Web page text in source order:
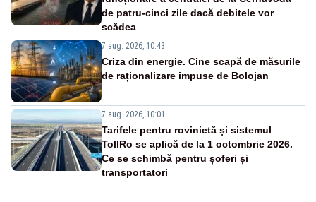
de patru-cinci zile dacă debitele vor
scădea
7 aug. 2026, 10:43
Criza din energie. Cine scapă de măsurile
de raționalizare impuse de Bolojan
7 aug. 2026, 10:01
Tarifele pentru rovinietă și sistemul
TollRo se aplică de la 1 octombrie 2026.
Ce se schimbă pentru șoferi și
transportatori